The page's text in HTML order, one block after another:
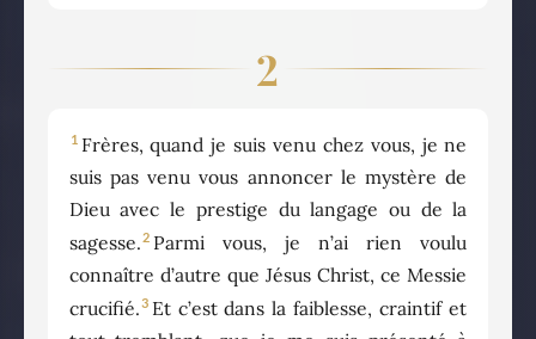
2
1 Frères, quand je suis venu chez vous, je ne
suis pas venu vous annoncer le mystère de
Dieu avec le prestige du langage ou de la
sagesse.2 Parmi vous, je n’ai rien voulu
connaître d’autre que Jésus Christ, ce Messie
crucifié.3 Et c’est dans la faiblesse, craintif et